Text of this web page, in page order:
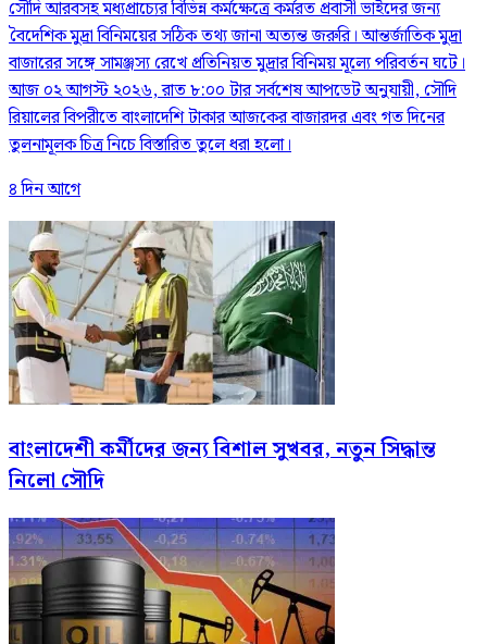
সৌদি আরবসহ মধ্যপ্রাচ্যের বিভিন্ন কর্মক্ষেত্রে কর্মরত প্রবাসী ভাইদের জন্য
বৈদেশিক মুদ্রা বিনিময়ের সঠিক তথ্য জানা অত্যন্ত জরুরি। আন্তর্জাতিক মুদ্রা
বাজারের সঙ্গে সামঞ্জস্য রেখে প্রতিনিয়ত মুদ্রার বিনিময় মূল্যে পরিবর্তন ঘটে।
আজ ০২ আগস্ট ২০২৬, রাত ৮:০০ টার সর্বশেষ আপডেট অনুযায়ী, সৌদি
রিয়ালের বিপরীতে বাংলাদেশি টাকার আজকের বাজারদর এবং গত দিনের
তুলনামূলক চিত্র নিচে বিস্তারিত তুলে ধরা হলো।
৪ দিন আগে
বাংলাদেশী কর্মীদের জন্য বিশাল সুখবর, নতুন সিদ্ধান্ত
নিলো সৌদি